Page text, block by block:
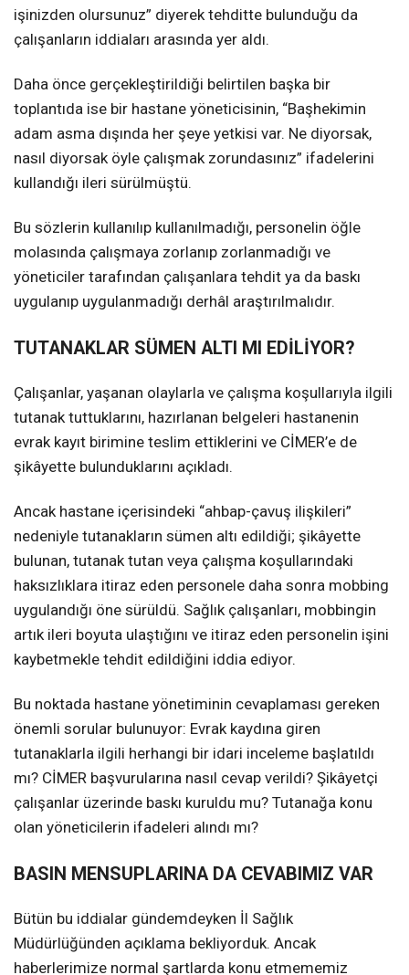
işinizden olursunuz” diyerek tehditte bulunduğu da
çalışanların iddiaları arasında yer aldı.
Daha önce gerçekleştirildiği belirtilen başka bir
toplantıda ise bir hastane yöneticisinin, “Başhekimin
adam asma dışında her şeye yetkisi var. Ne diyorsak,
nasıl diyorsak öyle çalışmak zorundasınız” ifadelerini
kullandığı ileri sürülmüştü.
Bu sözlerin kullanılıp kullanılmadığı, personelin öğle
molasında çalışmaya zorlanıp zorlanmadığı ve
yöneticiler tarafından çalışanlara tehdit ya da baskı
uygulanıp uygulanmadığı derhâl araştırılmalıdır.
TUTANAKLAR SÜMEN ALTI MI EDİLİYOR?
Çalışanlar, yaşanan olaylarla ve çalışma koşullarıyla ilgili
tutanak tuttuklarını, hazırlanan belgeleri hastanenin
evrak kayıt birimine teslim ettiklerini ve CİMER’e de
şikâyette bulunduklarını açıkladı.
Ancak hastane içerisindeki “ahbap-çavuş ilişkileri”
nedeniyle tutanakların sümen altı edildiği; şikâyette
bulunan, tutanak tutan veya çalışma koşullarındaki
haksızlıklara itiraz eden personele daha sonra mobbing
uygulandığı öne sürüldü. Sağlık çalışanları, mobbingin
artık ileri boyuta ulaştığını ve itiraz eden personelin işini
kaybetmekle tehdit edildiğini iddia ediyor.
Bu noktada hastane yönetiminin cevaplaması gereken
önemli sorular bulunuyor: Evrak kaydına giren
tutanaklarla ilgili herhangi bir idari inceleme başlatıldı
mı? CİMER başvurularına nasıl cevap verildi? Şikâyetçi
çalışanlar üzerinde baskı kuruldu mu? Tutanağa konu
olan yöneticilerin ifadeleri alındı mı?
BASIN MENSUPLARINA DA CEVABIMIZ VAR
Bütün bu iddialar gündemdeyken İl Sağlık
Müdürlüğünden açıklama bekliyorduk. Ancak
haberlerimize normal şartlarda konu etmememiz